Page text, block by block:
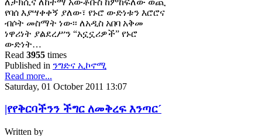
የባሰ እያሣቀቀኝ ያለው፣ የኑሮ ውድነቱን እሮሮና
ብሶት መስማት ነው፡፡ ለአዲስ አበባ አቅመ
ነዋሪነት ያልደረሥን “አኗኗሪዎች” የኑሮ
ውድነት…
Read 3955 times
Published in ንግድና ኢኮኖሚ
Read more...
Saturday, 01 October 2011 13:07
|የየቅርባችንን ችግር ለመቅረፍ እንጣር´
Written by